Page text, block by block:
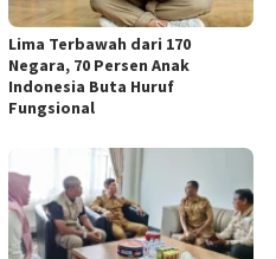
Lima Terbawah dari 170
Negara, 70 Persen Anak
Indonesia Buta Huruf
Fungsional